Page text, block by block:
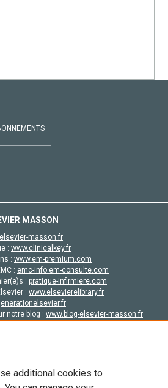
MASSON
masson.fr
: www.clinicalkey.fr
: www.em-premium.com
: emc-info.em-consulte.com
: pratique-infirmiere.com
: www.elsevierelibrary.fr
notre blog : www.blog-elsevier-masson.fr
additional cookies to